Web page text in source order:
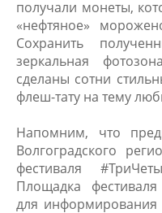
получали монеты,
«нефтяное»
Сохранить
зеркальная
сделаны сотни
флеш-тату на тему
Напомним, что
Волгоградского
фестиваля
Площадка фестиваля
для информирования